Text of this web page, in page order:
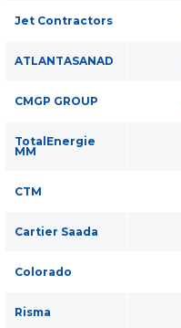
Jet Contractors
ATLANTASANAD
CMGP GROUP
TotalEnergie
MM
CTM
Cartier Saada
Colorado
Risma